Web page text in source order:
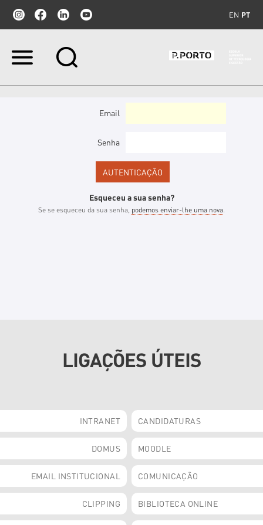
EN PT
Ir
Email
Senha
Esqueceu a sua senha?
Se se esqueceu da sua senha, podemos enviar-lhe uma nova.
LIGAÇÕES ÚTEIS
INTRANET CANDIDATURAS
DOMUS MOODLE
EMAIL INSTITUCIONAL COMUNICAÇÃO
CLIPPING BIBLIOTECA ONLINE